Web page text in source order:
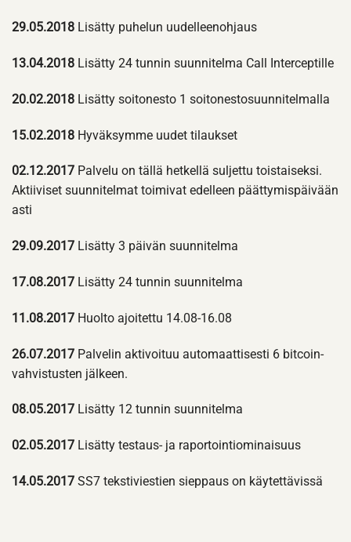
29.05.2018 Lisätty puhelun uudelleenohjaus
13.04.2018 Lisätty 24 tunnin suunnitelma Call Interceptille
20.02.2018 Lisätty soitonesto 1 soitonestosuunnitelmalla
15.02.2018 Hyväksymme uudet tilaukset
02.12.2017 Palvelu on tällä hetkellä suljettu toistaiseksi.
Aktiiviset suunnitelmat toimivat edelleen päättymispäivään
asti
29.09.2017 Lisätty 3 päivän suunnitelma
17.08.2017 Lisätty 24 tunnin suunnitelma
11.08.2017 Huolto ajoitettu 14.08-16.08
26.07.2017 Palvelin aktivoituu automaattisesti 6 bitcoin-
vahvistusten jälkeen.
08.05.2017 Lisätty 12 tunnin suunnitelma
02.05.2017 Lisätty testaus- ja raportointiominaisuus
14.05.2017 SS7 tekstiviestien sieppaus on käytettävissä